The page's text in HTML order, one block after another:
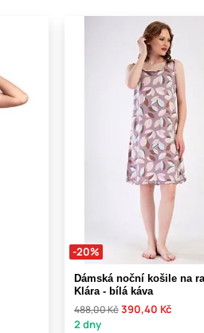
-20%
Dámská noční košile na
Klára - bílá káva
488,00 Kč390,40 Kč
2 dny